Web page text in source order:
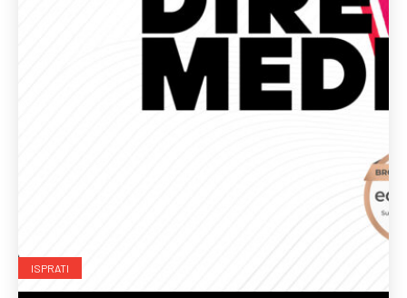
ISPRATI